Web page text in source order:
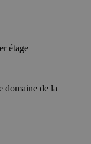
étage
domaine de la